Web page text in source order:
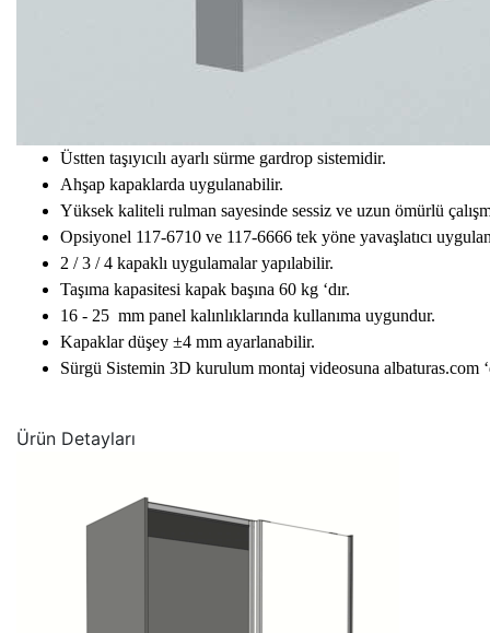
Üstten taşıyıcılı ayarlı sürme gardrop sistemidir.
Ahşap kapaklarda uygulanabilir.
Yüksek kaliteli rulman sayesinde sessiz ve uzun ömürlü
Opsiyonel 117-6710 ve 117-6666 tek yöne yavaşlatıcı
2 / 3 / 4 kapaklı uygulamalar yapılabilir.
Taşıma kapasitesi kapak başına 60 kg ‘dır.
16 - 25 mm panel kalınlıklarında kullanıma uygundur.
Kapaklar düşey ±4 mm ayarlanabilir.
Sürgü Sistemin 3D kurulum montaj videosuna albaturas.com
Ürün Detayları